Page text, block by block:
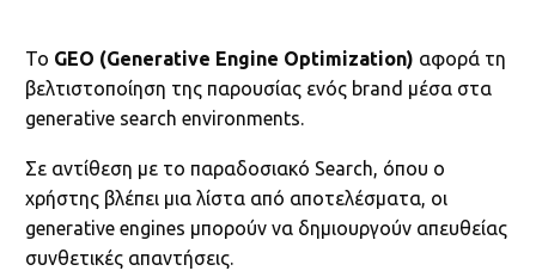
Το GEO (Generative Engine Optimization) αφορά τη
βελτιστοποίηση της παρουσίας ενός brand μέσα στα
generative search environments.
Σε αντίθεση με το παραδοσιακό Search, όπου ο
χρήστης βλέπει μια λίστα από αποτελέσματα, οι
generative engines μπορούν να δημιουργούν απευθείας
συνθετικές απαντήσεις.